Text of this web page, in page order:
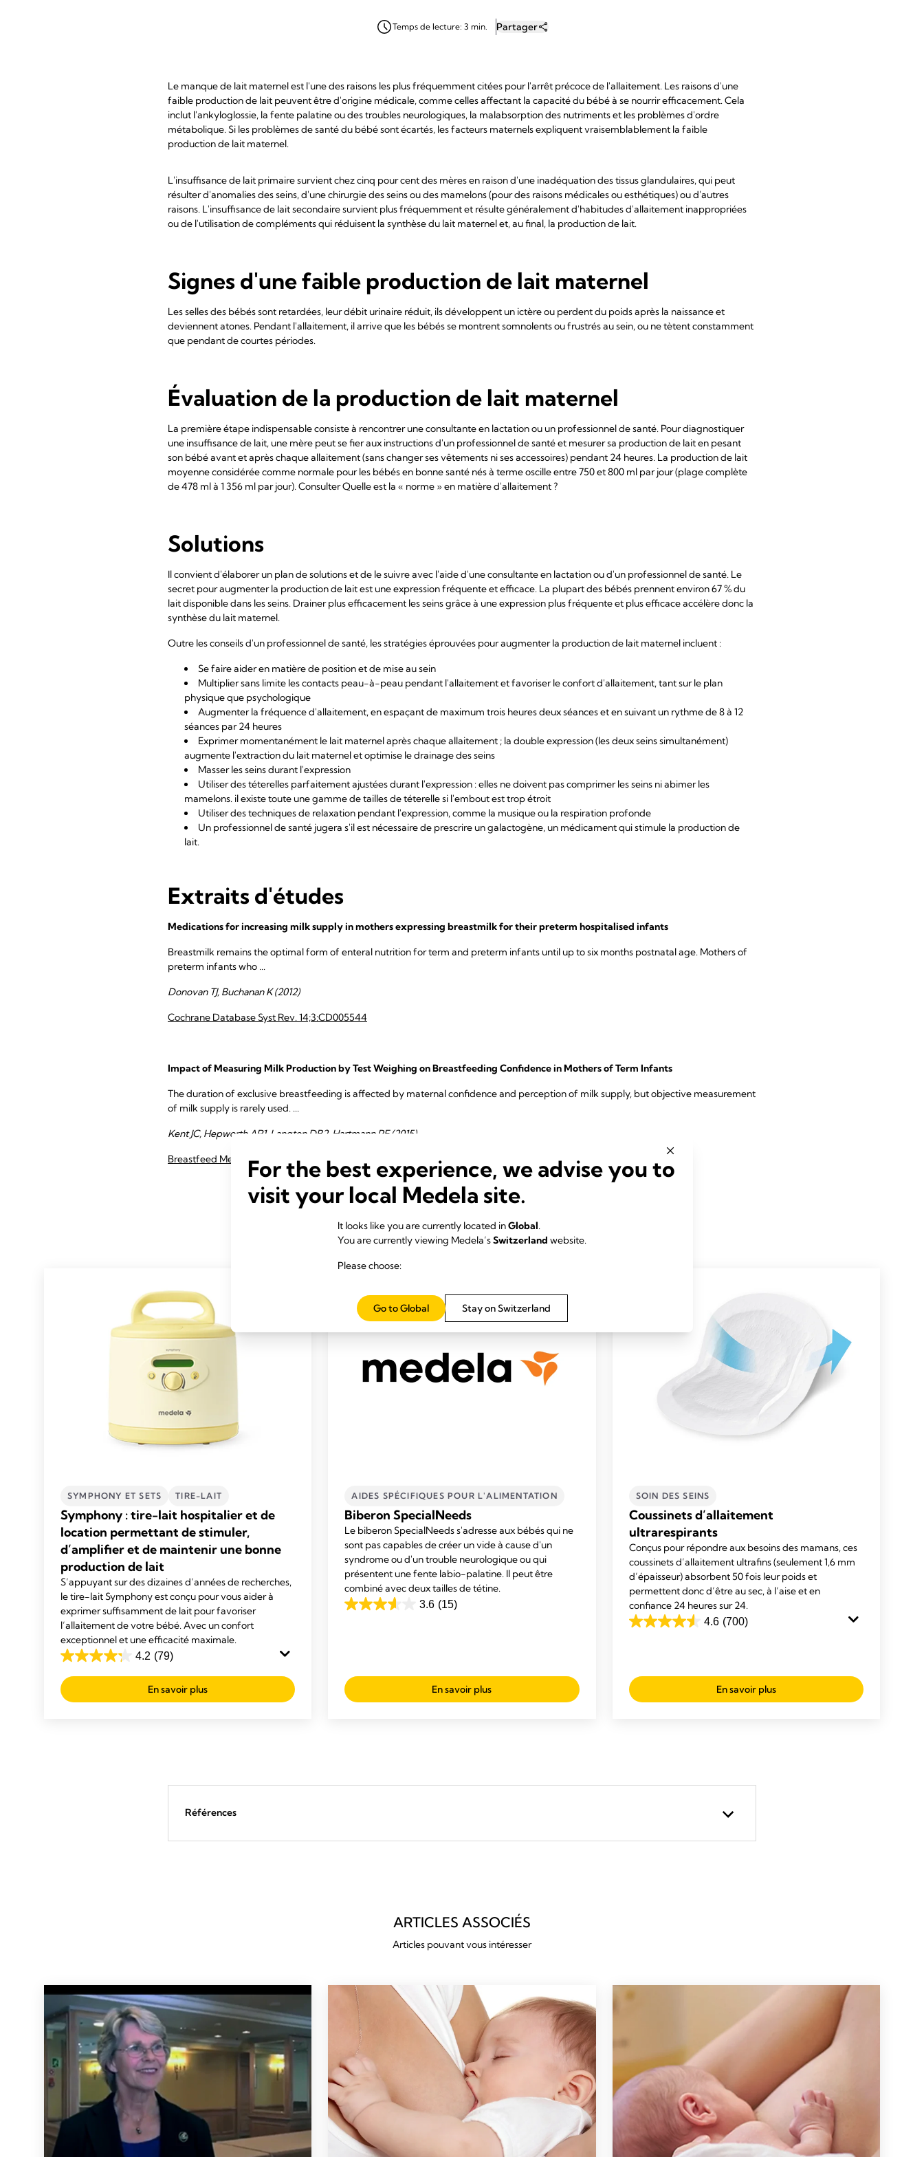
Temps de lecture: 3 min. Partager
Le manque de lait maternel est l'une des raisons les plus fréquemment citées pour l'arrêt précoce de l'allaitement. Les raisons d'une
faible production de lait peuvent être d'origine médicale, comme celles affectant la capacité du bébé à se nourrir efficacement. Cela
inclut l'ankyloglossie, la fente palatine ou des troubles neurologiques, la malabsorption des nutriments et les problèmes d'ordre
métabolique. Si les problèmes de santé du bébé sont écartés, les facteurs maternels expliquent vraisemblablement la faible
production de lait maternel.
L'insuffisance de lait primaire survient chez cinq pour cent des mères en raison d'une inadéquation des tissus glandulaires, qui peut
résulter d'anomalies des seins, d'une chirurgie des seins ou des mamelons (pour des raisons médicales ou esthétiques) ou d'autres
raisons. L'insuffisance de lait secondaire survient plus fréquemment et résulte généralement d'habitudes d'allaitement inappropriées
ou de l'utilisation de compléments qui réduisent la synthèse du lait maternel et, au final, la production de lait.
Signes d'une faible production de lait maternel
Les selles des bébés sont retardées, leur débit urinaire réduit, ils développent un ictère ou perdent du poids après la naissance et
deviennent atones. Pendant l'allaitement, il arrive que les bébés se montrent somnolents ou frustrés au sein, ou ne tètent constamment
que pendant de courtes périodes.
Évaluation de la production de lait maternel
La première étape indispensable consiste à rencontrer une consultante en lactation ou un professionnel de santé. Pour diagnostiquer
une insuffisance de lait, une mère peut se fier aux instructions d'un professionnel de santé et mesurer sa production de lait en pesant
son bébé avant et après chaque allaitement (sans changer ses vêtements ni ses accessoires) pendant 24 heures. La production de lait
moyenne considérée comme normale pour les bébés en bonne santé nés à terme oscille entre 750 et 800 ml par jour (plage complète
de 478 ml à 1 356 ml par jour). Consulter Quelle est la « norme » en matière d'allaitement ?
Solutions
Il convient d'élaborer un plan de solutions et de le suivre avec l'aide d'une consultante en lactation ou d'un professionnel de santé. Le
secret pour augmenter la production de lait est une expression fréquente et efficace. La plupart des bébés prennent environ 67 % du
lait disponible dans les seins. Drainer plus efficacement les seins grâce à une expression plus fréquente et plus efficace accélère donc la
synthèse du lait maternel.
Outre les conseils d'un professionnel de santé, les stratégies éprouvées pour augmenter la production de lait maternel incluent :
Se faire aider en matière de position et de mise au sein
Multiplier sans limite les contacts peau-à-peau pendant l'allaitement et favoriser le confort d'allaitement, tant sur le plan
physique que psychologique
Augmenter la fréquence d'allaitement, en espaçant de maximum trois heures deux séances et en suivant un rythme de 8 à 12
séances par 24 heures
Exprimer momentanément le lait maternel après chaque allaitement ; la double expression (les deux seins simultanément)
augmente l'extraction du lait maternel et optimise le drainage des seins
Masser les seins durant l'expression
Utiliser des téterelles parfaitement ajustées durant l'expression : elles ne doivent pas comprimer les seins ni abimer les
mamelons. il existe toute une gamme de tailles de téterelle si l'embout est trop étroit
Utiliser des techniques de relaxation pendant l'expression, comme la musique ou la respiration profonde
Un professionnel de santé jugera s'il est nécessaire de prescrire un galactogène, un médicament qui stimule la production de
lait.
Extraits d'études
Medications for increasing milk supply in mothers expressing breastmilk for their preterm hospitalised infants
Breastmilk remains the optimal form of enteral nutrition for term and preterm infants until up to six months postnatal age. Mothers of
preterm infants who ...
Donovan TJ, Buchanan K (2012)
Cochrane Database Syst Rev. 14;3:CD005544
Impact of Measuring Milk Production by Test Weighing on Breastfeeding Confidence in Mothers of Term Infants
The duration of exclusive breastfeeding is affected by maternal confidence and perception of milk supply, but objective measurement
of milk supply is rarely used. ...
Kent JC, Hepworth AR1, Langton DB2, Hartmann PE (2015)
Breastfeed Med. 10:318-25
PRODUITS ASSOCIÉS
SYMPHONY ET SETS TIRE-LAIT
Symphony : tire-lait hospitalier et de
location permettant de stimuler,
d’amplifier et de maintenir une bonne
production de lait
S’appuyant sur des dizaines d’années de recherches,
le tire-lait Symphony est conçu pour vous aider à
exprimer suffisamment de lait pour favoriser
l’allaitement de votre bébé. Avec un confort
exceptionnel et une efficacité maximale.
4.2 (79)
4.2
sur
5
En savoir plus
AIDES SPÉCIFIQUES POUR L'ALIMENTATION
Biberon SpecialNeeds
Le biberon SpecialNeeds s'adresse aux bébés qui ne
sont pas capables de créer un vide à cause d'un
syndrome ou d'un trouble neurologique ou qui
présentent une fente labio-palatine. Il peut être
combiné avec deux tailles de tétine.
3.6 (15)
3.6
15
avis
En savoir plus
SOIN DES SEINS
Coussinets d’allaitement
ultrarespirants
Conçus pour répondre aux besoins des mamans, ces
coussinets d’allaitement ultrafins (seulement 1,6 mm
d’épaisseur) absorbent 50 fois leur poids et
permettent donc d’être au sec, à l’aise et en
confiance 24 heures sur 24.
4.6 (700)
4.6
étoiles.
700
En savoir plus
Références
ARTICLES ASSOCIÉS
Articles pouvant vous intéresser
For the best experience, we advise you to
visit your local Medela site.
It looks like you are currently located inGlobal.
You are currently viewing Medela’sSwitzerland website.
Please choose:
Stay on Switzerland
Go to Global